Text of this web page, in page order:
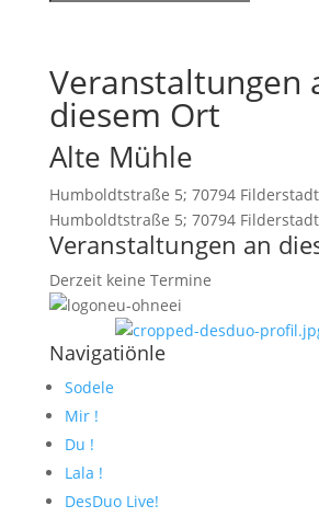
Veranstaltungen
diesem Ort
Alte Mühle
Humboldtstraße 5; 70794 Filderstadt
Humboldtstraße 5; 70794 Filderstadt
Veranstaltungen an
Derzeit keine Termine
Navigatiönle
Sodele
Mir !
Du !
Lala !
DesDuo Live!